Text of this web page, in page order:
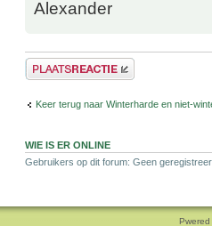
Alexander
Plaats een reactie
Keer terug naar Winterharde en niet-
WIE IS ER ONLINE
Gebruikers op dit forum: Geen